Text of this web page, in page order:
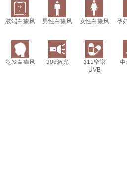
肢端白癜风 男性白癜风 女性白癜风 孕
泛发白癜风 308激光
311窄谱
UVB
中